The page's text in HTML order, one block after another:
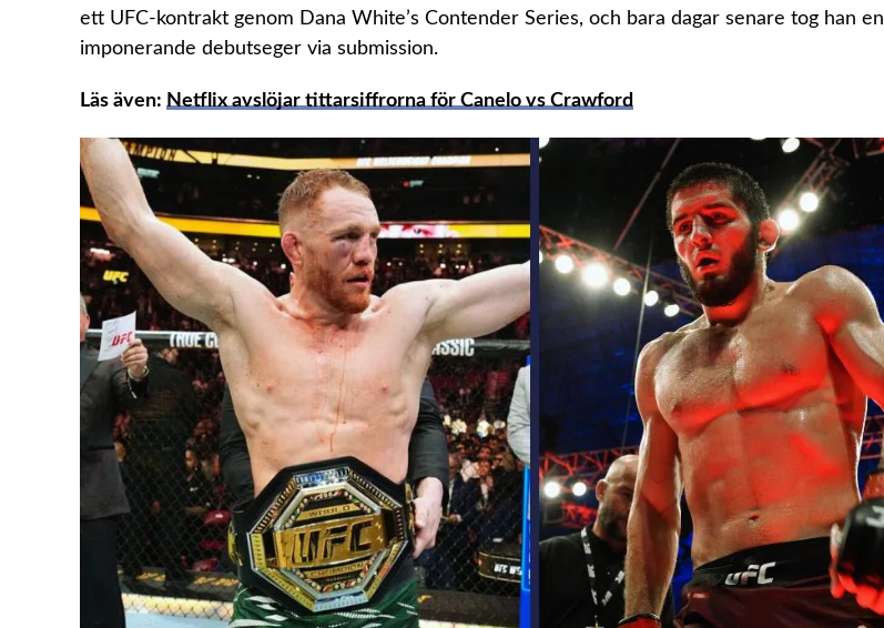
ett UFC-kontrakt genom Dana White’s Contender Series, och bara dagar senare tog han en
imponerande debutseger via submission.
Läs även: Netflix avslöjar tittarsiffrorna för Canelo vs Crawford